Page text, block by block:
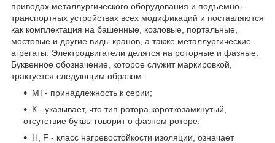
приводах металлургического оборудования и подъемно-
транспортных устройствах всех модификаций и поставляются
как комплектация на башенные, козловые, портальные,
мостовые и другие виды кранов, а также металлургические
агрегаты. Электродвигатели делятся на роторные и фазные.
Буквенное обозначение, которое служит маркировкой,
трактуется следующим образом:
МТ- принадлежность к серии;
К - указывает, что тип ротора короткозамкнутый,
отсутствие буквы говорит о фазном роторе.
Н, F - класс нагревостойкости изоляции, означает